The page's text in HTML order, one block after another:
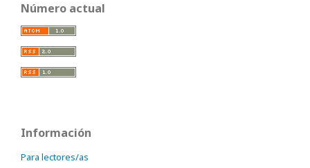
Número actual
Información
Para lectores/as